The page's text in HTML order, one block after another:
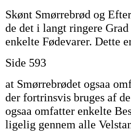
Skønt Smørrebrød og
de det i langt ringere
enkelte Fødevarer. Dette
Side 593
at Smørrebrødet ogsaa
der fortrinsvis bruges af
ogsaa omfatter enkelte
ligelig gennem alle